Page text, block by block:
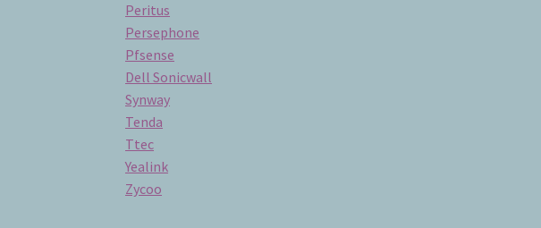
Peritus
Persephone
Pfsense
Dell Sonicwall
Synway
Tenda
Ttec
Yealink
Zycoo